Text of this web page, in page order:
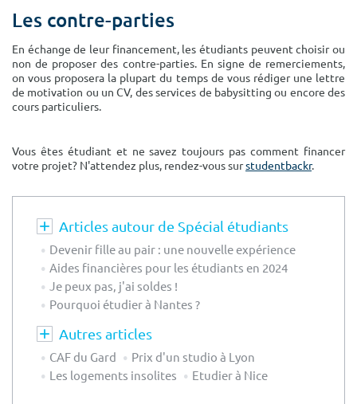
Les contre-parties
En échange de leur financement, les étudiants peuvent choisir ou
non de proposer des contre-parties. En signe de remerciements,
on vous proposera la plupart du temps de vous rédiger une lettre
de motivation ou un CV, des services de babysitting ou encore des
cours particuliers.
Vous êtes étudiant et ne savez toujours pas comment financer
votre projet? N'attendez plus, rendez-vous surstudentbackr.
Articles autour de Spécial étudiants
Devenir fille au pair : une nouvelle expérience
Aides financières pour les étudiants en 2024
Je peux pas, j'ai soldes !
Pourquoi étudier à Nantes ?
Autres articles
CAF du Gard
Prix d'un studio à Lyon
Les logements insolites
Etudier à Nice